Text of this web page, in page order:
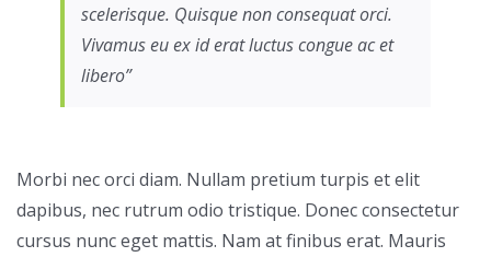
scelerisque. Quisque non consequat orci.
Vivamus eu ex id erat luctus congue ac et
libero”
Morbi nec orci diam. Nullam pretium turpis et elit
dapibus, nec rutrum odio tristique. Donec consectetur
cursus nunc eget mattis. Nam at finibus erat. Mauris